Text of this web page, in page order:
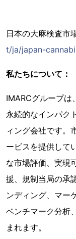
日本の大麻検査市
t/ja/japan-
私たちについて：
IMARCグループは
永続的なインパク
ィング会社です。
ービスを提供して
な市場評価、実現
援、規制当局の承
ンディング、マー
ベンチマーク分析
まれます。